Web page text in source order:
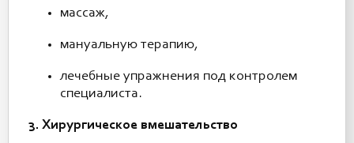
массаж,
мануальную терапию,
лечебные упражнения под контролем
специалиста.
3. Хирургическое вмешательство